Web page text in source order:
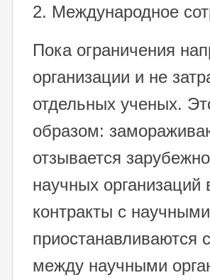
2. Международное
Пока ограничения
организации и не
отдельных ученых.
образом:
отзывается
научных
контракты с
приостанавливаются
между научными